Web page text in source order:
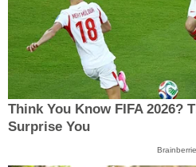
Think You Know FIFA 2026?
Surprise You